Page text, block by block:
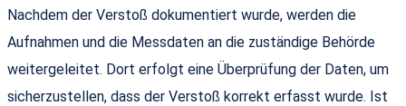
Nachdem der Verstoß dokumentiert wurde, werden die
Aufnahmen und die Messdaten an die zuständige Behörde
weitergeleitet. Dort erfolgt eine Überprüfung der Daten, um
sicherzustellen, dass der Verstoß korrekt erfasst wurde. Ist